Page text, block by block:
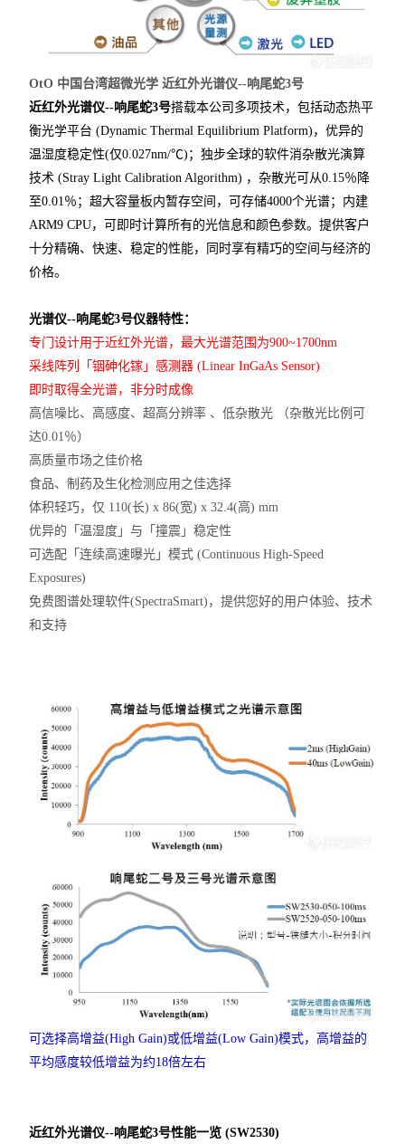
OtO 中国台湾超微光学 近红外光谱仪--响尾蛇3号
近红外光谱仪--响尾蛇3号搭载本公司多项技术，包括动态热平
衡光学平台 (Dynamic Thermal Equilibrium Platform)，优异的
温湿度稳定性(仅0.027nm/℃)；独步全球的软件消杂散光演算
技术 (Stray Light Calibration Algorithm) ，杂散光可从0.15％降
至0.01％；超大容量板内暂存空间，可存储4000个光谱；内建
ARM9 CPU，可即时计算所有的光信息和颜色参数。提供客户
十分精确、快速、稳定的性能，同时享有精巧的空间与经济的
价格。
光谱仪--响尾蛇3号仪器特性：
专门设计用于近红外光谱，最大光谱范围为900~1700nm
采线阵列「铟砷化镓」感测器 (Linear InGaAs Sensor)
即时取得全光谱，非分时成像
高信噪比、高感度、超高分辨率 、低杂散光 （杂散光比例可
达0.01％）
高质量市场之佳价格
食品、制药及生化检测应用之佳选择
体积轻巧，仅 110(长) x 86(宽) x 32.4(高) mm
优异的「温湿度」与「撞震」稳定性
可选配「连续高速曝光」模式 (Continuous High-Speed
Exposures)
免费图谱处理软件(SpectraSmart)，提供您好的用户体验、技术
和支持
可选择高增益(High Gain)或低增益(Low Gain)模式，高增益的
平均感度较低增益为约18倍左右
近红外光谱仪--响尾蛇3号性能一览 (SW2530)